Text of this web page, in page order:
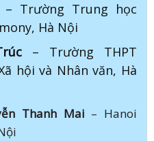
– Trường Trung học
Hà Nội
– Trường THPT
hội và Nhân văn, Hà
Thanh Mai – Hanoi